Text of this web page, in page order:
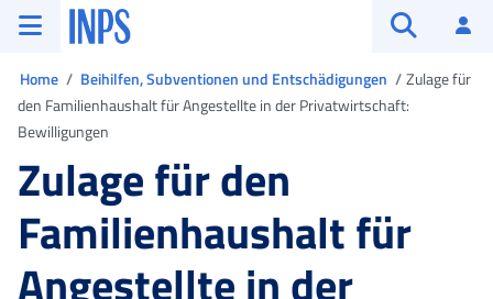
Zum Hauptmenü
Zum Hauptinhalt springen
Zu der Fußzeile
INPS ()
Home Beihilfen, Subventionen und Entschädigungen
Zulage für
den Familienhaushalt für Angestellte in der Privatwirtschaft:
Bewilligungen
Zulage für den
Familienhaushalt für
Angestellte in der